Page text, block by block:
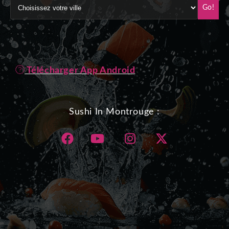
Go!
Télécharger App Android
Sushi In Montrouge :